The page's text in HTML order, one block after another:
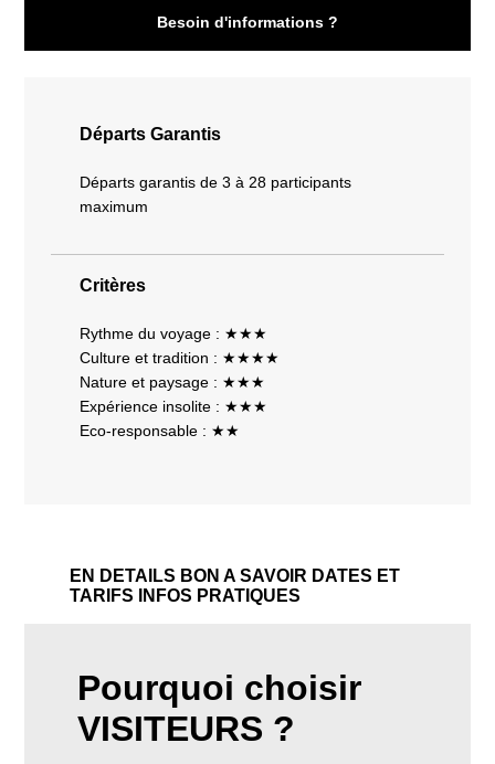
Besoin d'informations ?
Départs Garantis
Départs garantis de 3 à 28 participants
maximum
Critères
Rythme du voyage : ★★★
Culture et tradition : ★★★★
Nature et paysage : ★★★
Expérience insolite : ★★★
Eco-responsable : ★★
EN DETAILS BON A SAVOIR DATES ET
TARIFS
INFOS PRATIQUES
Pourquoi choisir
VISITEURS ?